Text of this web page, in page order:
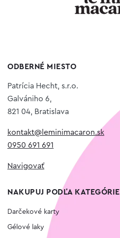
ODBERNÉ MIESTO
Patrícia Hecht, s.r.o.
Galvániho 6,
821 04, Bratislava
kontakt@leminimacaron.sk
0950 691 691
Navigovať
NAKUPUJ PODĽA KATEGÓRIE
Darčekové karty
Gélové laky